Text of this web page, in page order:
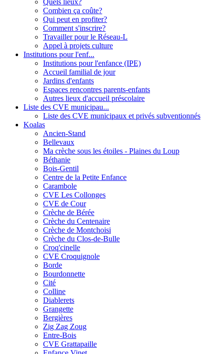
Combien ça coûte?
Qui peut en profiter?
Comment s'inscrire?
Travailler pour le Réseau-L
Appel à projets culture
Institutions pour l'enf...
Institutions pour l'enfance (IPE)
Accueil familial de jour
Jardins d'enfants
Espaces rencontres parents-enfants
Autres lieux d'accueil préscolaire
Liste des CVE municipau...
Liste des CVE municipaux et privés subventionnés
Koalas
Ancien-Stand
Bellevaux
Ma crèche sous les étoiles - Plaines du Loup
Béthanie
Bois-Gentil
Centre de la Petite Enfance
Carambole
CVE Les Collonges
CVE de Cour
Crèche de Bérée
Crèche du Centenaire
Crèche de Montchoisi
Crèche du Clos-de-Bulle
Croq'cinelle
CVE Croquignole
Borde
Bourdonnette
Cité
Colline
Diablerets
Grangette
Bergières
Zig Zag Zoug
Entre-Bois
CVE Grattapaille